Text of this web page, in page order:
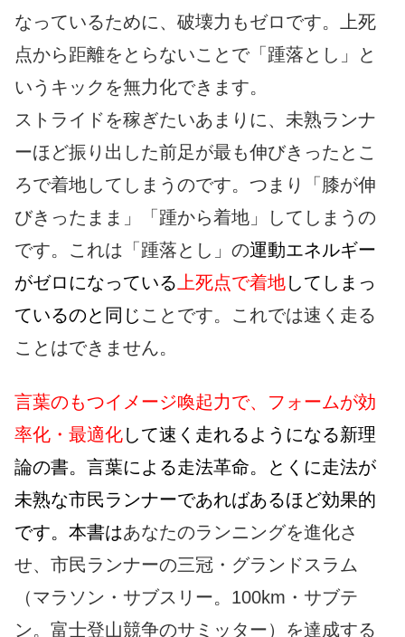
なっているために、破壊力もゼロです。上死
点から距離をとらないことで「踵落とし」と
いうキックを無力化できます。
ストライドを稼ぎたいあまりに、未熟ランナ
ーほど振り出した前足が最も伸びきったとこ
ろで着地してしまうのです。つまり「膝が伸
びきったまま」「踵から着地」してしまうの
です。これは「踵落とし」の運動エネルギー
がゼロになっている 上死点で着地してしまっ
ているのと同じ ことです。これでは速く走る
ことはできません。
言葉のもつイメージ喚起力で、フォームが効
率化・最適化して速く走れるようになる新理
論の書。言葉による走法革命。とくに走法が
未熟な市民ランナーであればあるほど効果的
です。本書はあなたのランニングを進化さ
せ、市民ランナーの三冠・グランドスラム
（マラソン・サブスリー。100km・サブテ
ン。富士登山競争のサミッター）を達成する